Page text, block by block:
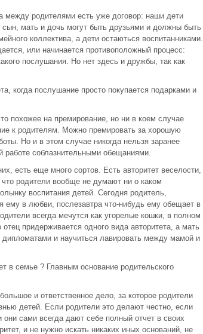
родителями есть уже договор: наши дети
мать и дочь могут быть друзьями и должны быть
коллектива, а дети остаються воспитанниками.
или начинается противоположный процесс:
послушания. Но нет здесь и дружбы, так как
когда послушание просто покупается подарками и
похожее на премирование, но ни в коем случае
к родителям. Можно премировать за хорошую
Но и в этом случае никогда нельзя заранее
работе соблазнительными обещаниями.
есть еще много сортов. Есть авторитет веселости,
что родители вообще не думают ни о каком
воспитания детей. Сегодня родитель,
ему в любви, послезавтра что-нибудь ему обещает в
всегда мечутся как угорелые кошки, в полном
придерживается одного вида авторитета, а мать
и научиться лавировать между мамой и
в семье ? Главным основание родительского
и ответственное дело, за которое родители
детей. Если родители это делают честно, если
сами всегда дают себе полный отчет в своих
и не нужно искать никаких иных оснований, не